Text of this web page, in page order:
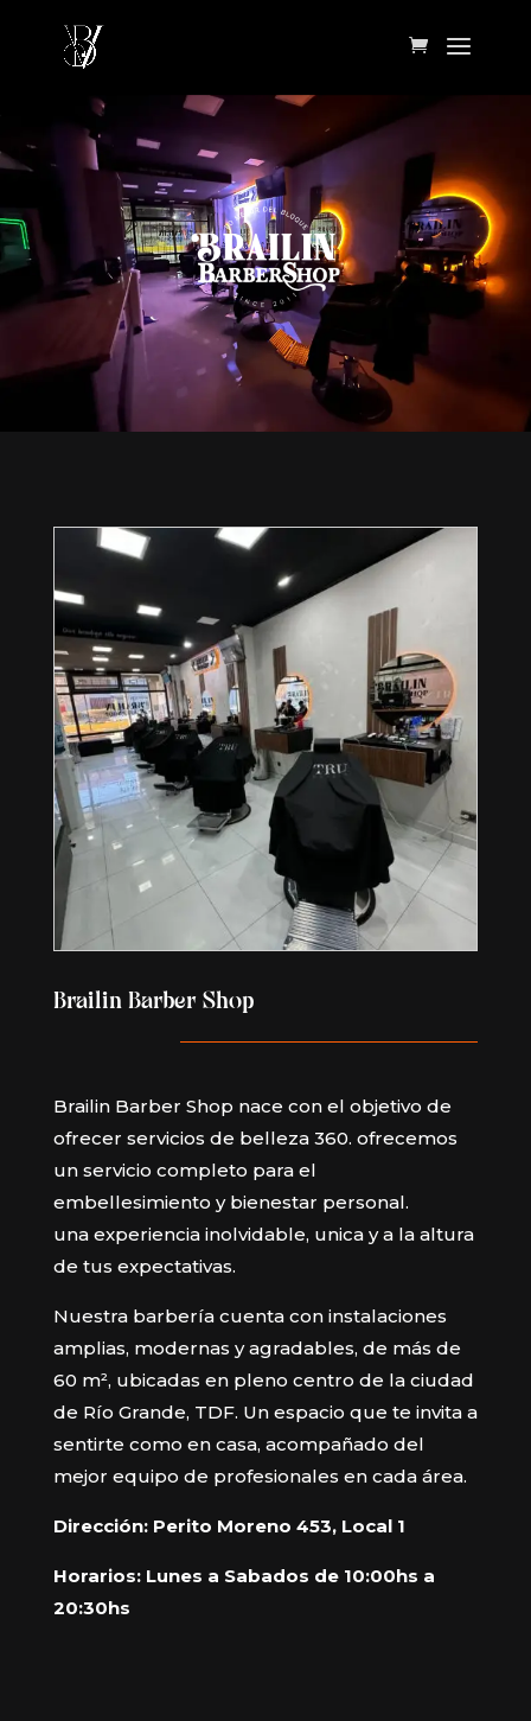
Brailin Barber Shop
Brailin Barber Shop nace con el objetivo de
ofrecer servicios de belleza 360. ofrecemos
un servicio completo para el
embellesimiento y bienestar personal.
una experiencia inolvidable, unica y a la altura
de tus expectativas.
Nuestra barbería cuenta con instalaciones
amplias, modernas y agradables, de más de
60 m², ubicadas en pleno centro de la ciudad
de Río Grande, TDF. Un espacio que te invita a
sentirte como en casa, acompañado del
mejor equipo de profesionales en cada área.
Dirección: Perito Moreno 453, Local 1
Horarios: Lunes a Sabados de 10:00hs a
20:30hs